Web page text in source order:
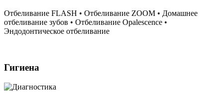
Отбеливание FLASH • Отбеливание ZOOM • Домашнее
отбеливание зубов • Отбеливание Opalescence •
Эндодонтическое отбеливание
Гигиена